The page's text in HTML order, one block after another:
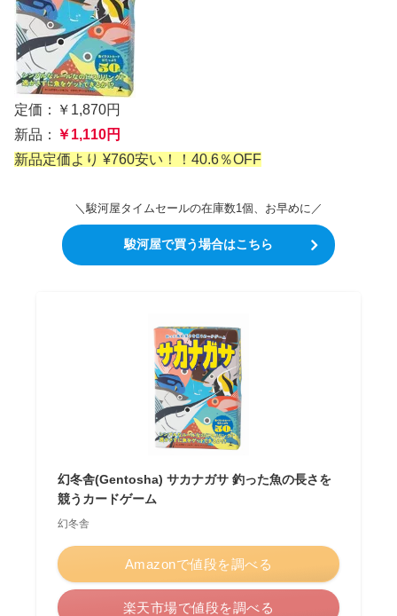
定価：￥1,870円
新品： ￥1,110円
新品定価より ¥760安い！！40.6％OFF
＼駿河屋タイムセールの在庫数1個、お早めに／
駿河屋で買う場合はこちら
幻冬舎(Gentosha) サカナガサ 釣った魚の長さを
競うカードゲーム
幻冬舎
Amazonで値段を調べる
楽天市場で値段を調べる